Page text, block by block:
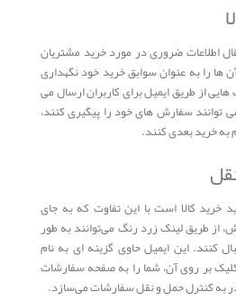
اطلاعات ضروری در مورد خرید مشتریان
را به عنوان سوابق خرید خود نگهداری
از طریق ایمیل برای کاربران ارسال می
سفارش های خود را پیگیری کنند،
خرید بعدی کنند.
خرید کالا است با این تفاوت که به جای
طریق لینک زرد رنگ می‌توانند به‌ طور
این ایمیل حاوی گزینه ای به نام
بر روی آن، شما را به صفحه سفارشات
به کنترل حمل و نقل سفارشات می‌سازد.